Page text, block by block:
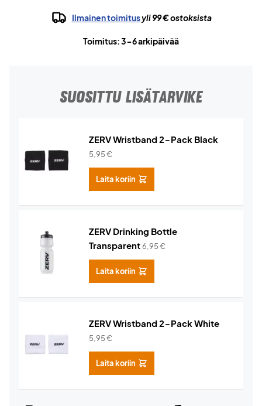
Ilmainen toimitusyli 99 € ostoksista
Toimitus: 3-6 arkipäivää
SUOSITTU LISÄTARVIKE
ZERV Wristband 2-Pack Black
5,95€
Laita koriin
ZERV Drinking Bottle
Transparent6,95€
Laita koriin
ZERV Wristband 2-Pack White
5,95€
Laita koriin